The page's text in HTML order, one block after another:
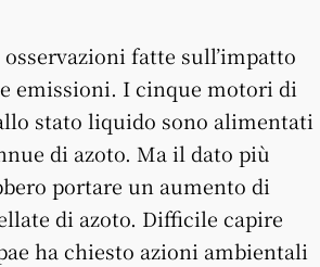
fatte sull’impatto
emissioni. I cinque motori di
stato liquido sono alimentati
di azoto. Ma il dato più
portare un aumento di
di azoto. Difficile capire
ha chiesto azioni ambientali